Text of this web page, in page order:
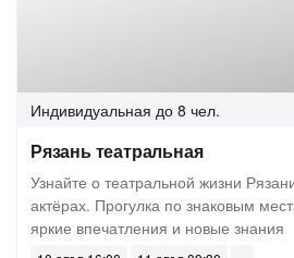
Индивидуальная до 8 чел.
Рязань театральная
Узнайте о театральной жизни
актёрах. Прогулка по знаковым
яркие впечатления и новые знания